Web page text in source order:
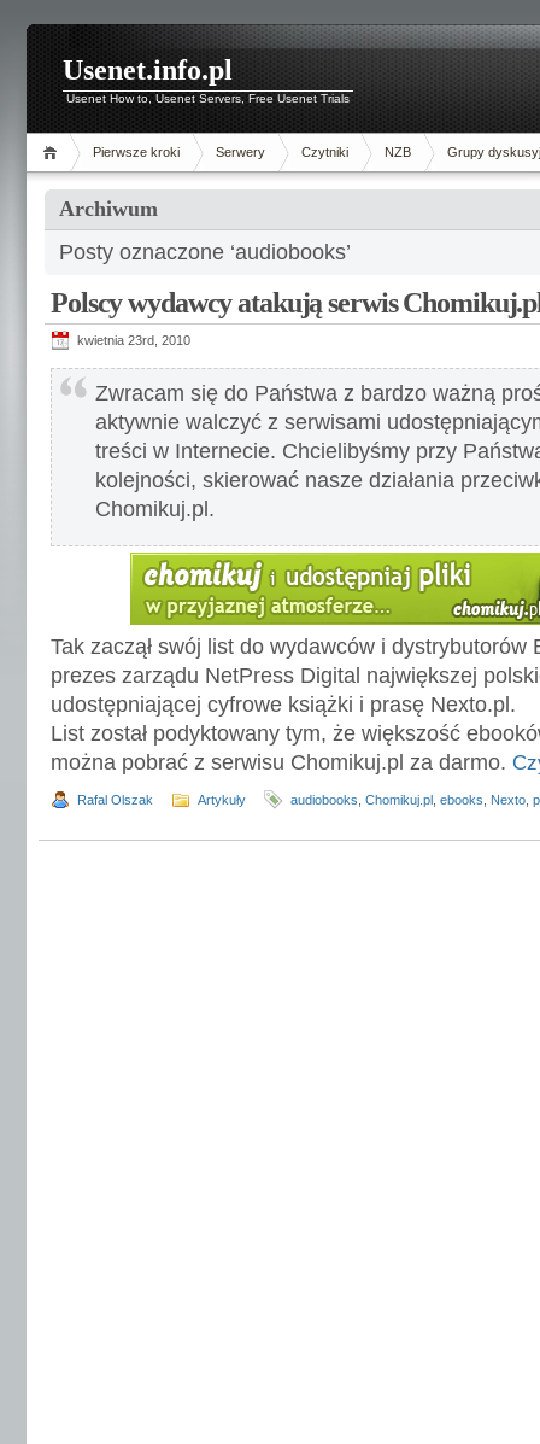
Usenet.info.pl
Usenet How to, Usenet Servers, Free Usenet Trials
Pierwsze kroki Serwery Czytniki NZB Grupy
Archiwum
Posty oznaczone ‘audiobooks’
Polscy wydawcy atakują serwis
kwietnia 23rd, 2010
Zwracam się do Państwa z bardzo ważną
aktywnie walczyć z serwisami
treści w Internecie. Chcielibyśmy przy
kolejności, skierować nasze działania
Chomikuj.pl.
Tak zaczął swój list do wydawców i dystrybutorów
prezes zarządu NetPress Digital największej
udostępniającej cyfrowe książki i prasę Nexto.pl.
List został podyktowany tym, że większość
można pobrać z serwisu Chomikuj.pl za darmo.
Rafal Olszak Artykuły audiobooks Chomikuj.pl ebooks Nexto